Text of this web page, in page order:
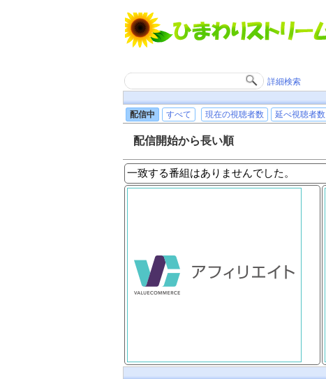
詳細検索
配信中
すべて 現在の視聴者数 延べ視聴者数
配信開始から長い順
一致する番組はありませんでした。